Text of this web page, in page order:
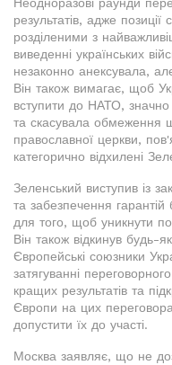
Неодноразові раунди
результатів, адже
розділеними з
виведенні українських
незаконно анексувала,
Він також вимагає, щоб
вступити до НАТО, значно
та скасувала обмеження
православної церкви,
категорично відхилені
Зеленський виступив із
та забезпечення
для того, щоб уникнути
Він також відкинув будь-
Європейські союзники
затягуванні
кращих результатів та
Європи на цих
допустити їх до участі.
Москва заявляє, що не